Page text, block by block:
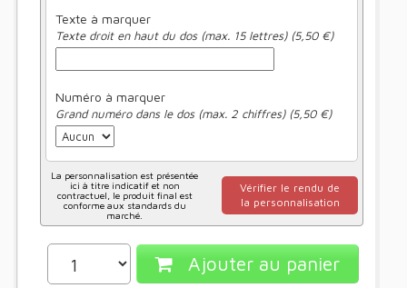
Texte à marquer
Texte droit en haut du dos (max. 15 lettres) (5,50 €)
Numéro à marquer
Grand numéro dans le dos (max. 2 chiffres) (5,50 €)
La personnalisation est présentée
ici à titre indicatif et non
contractuel, le produit final est
conforme aux standards du
marché.
Vérifier le rendu de
la personnalisation
Ajouter au panier